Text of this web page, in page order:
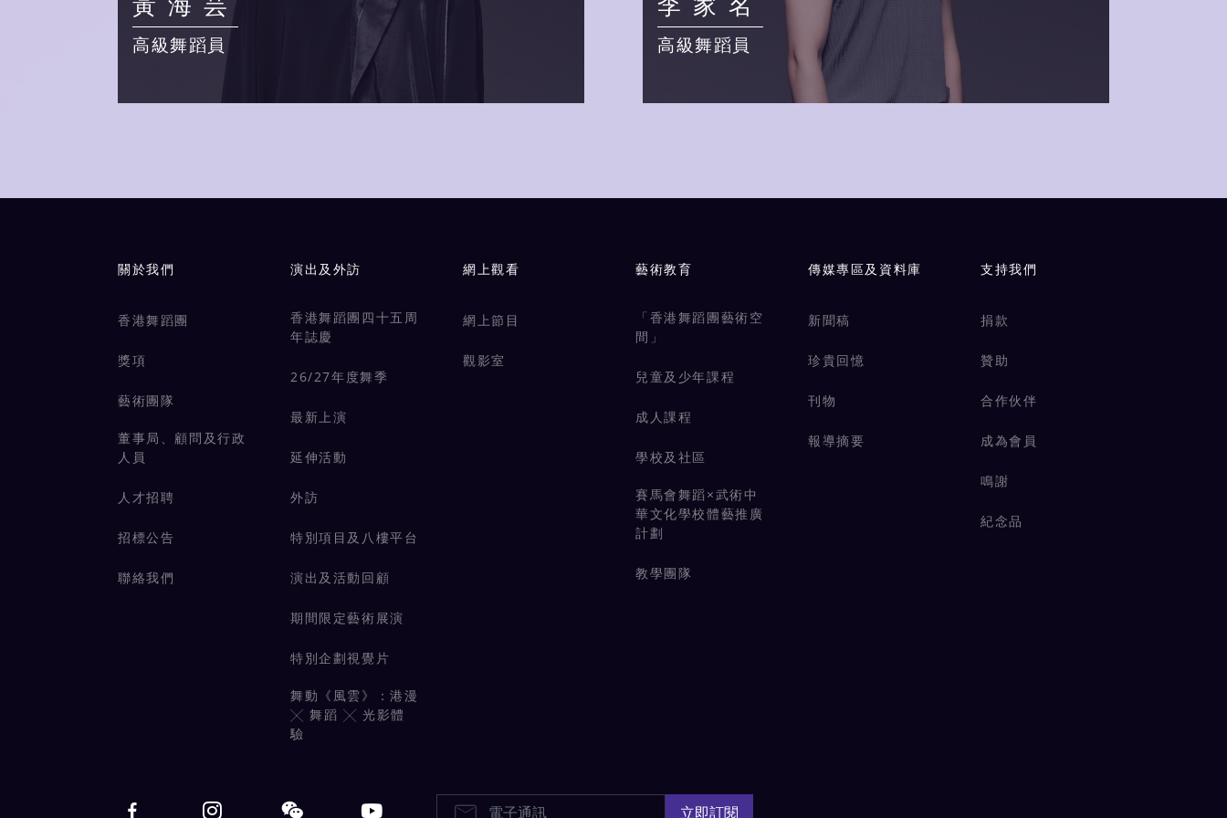
高級舞蹈員 高級舞蹈員
Main navigation
關於我們
香港舞蹈團
獎項
藝術團隊
董事局、顧問及行政
人員
人才招聘
招標公告
聯絡我們
演出及外訪
香港舞蹈團四十五周
年誌慶
26/27年度舞季
最新上演
延伸活動
外訪
特別項目及八樓平台
演出及活動回顧
期間限定藝術展演
特別企劃視覺片
舞動《風雲》：港漫
╳ 舞蹈 ╳ 光影體
驗
網上觀看
網上節目
觀影室
藝術教育
「香港舞蹈團藝術空
間」
兒童及少年課程
成人課程
學校及社區
賽馬會舞蹈×武術中
華文化學校體藝推廣
計劃
教學團隊
傳媒專區及資料庫
新聞稿
珍貴回憶
刊物
報導摘要
支持我們
捐款
贊助
合作伙伴
成為會員
鳴謝
紀念品
E-Newsletters 立即訂閱